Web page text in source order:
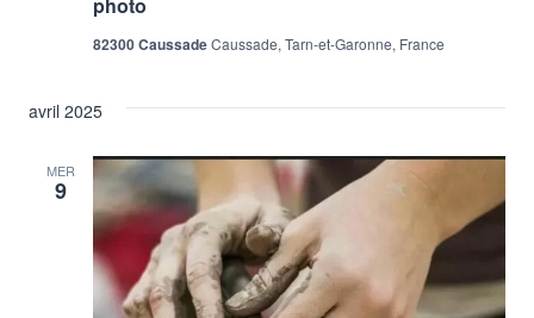
82300 CaussadeCaussade, Tarn-et-Garonne, France
avril 2025
MER
9